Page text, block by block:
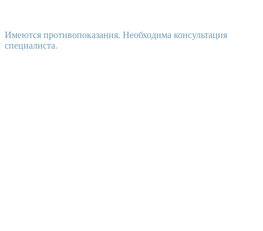
Имеются противопоказания. Необходима консультация
специалиста.